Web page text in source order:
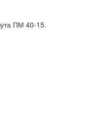
ПМ 40-15.